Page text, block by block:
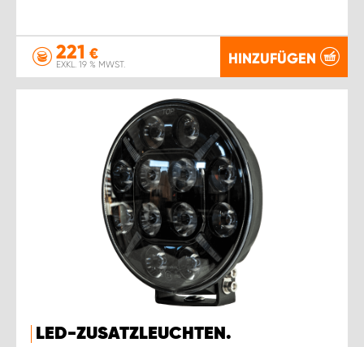
221 €
EXKL. 19 % MWST. HINZUFÜGEN
LED-ZUSATZLEUCHTEN.